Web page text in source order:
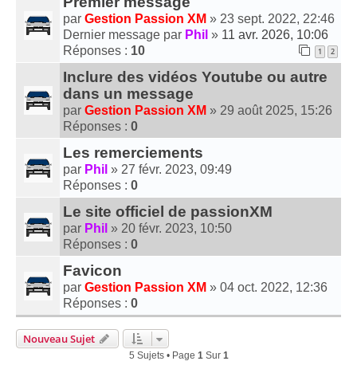
par Gestion Passion XM » 23 sept. 2022, 22:46
Dernier message par Phil » 11 avr. 2026, 10:06
Réponses : 10 1 2
Inclure des vidéos Youtube ou autre
dans un message
par Gestion Passion XM » 29 août 2025, 15:26
Réponses : 0
Les remerciements
par Phil » 27 févr. 2023, 09:49
Réponses : 0
Le site officiel de passionXM
par Phil » 20 févr. 2023, 10:50
Réponses : 0
Favicon
par Gestion Passion XM » 04 oct. 2022, 12:36
Réponses : 0
Nouveau Sujet
5 Sujets • Page 1Sur 1